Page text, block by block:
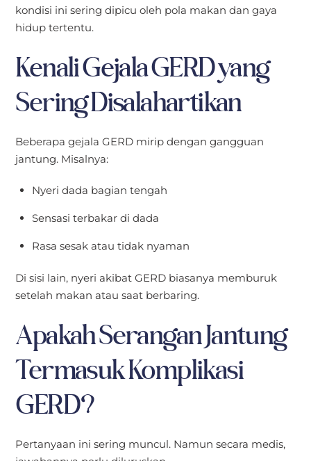
kondisi ini sering dipicu oleh pola makan dan gaya
hidup tertentu.
Kenali Gejala GERD yang
Sering Disalahartikan
Beberapa gejala GERD mirip dengan gangguan
jantung. Misalnya:
Nyeri dada bagian tengah
Sensasi terbakar di dada
Rasa sesak atau tidak nyaman
Di sisi lain, nyeri akibat GERD biasanya memburuk
setelah makan atau saat berbaring.
Apakah Serangan Jantung
Termasuk Komplikasi
GERD?
Pertanyaan ini sering muncul. Namun secara medis,